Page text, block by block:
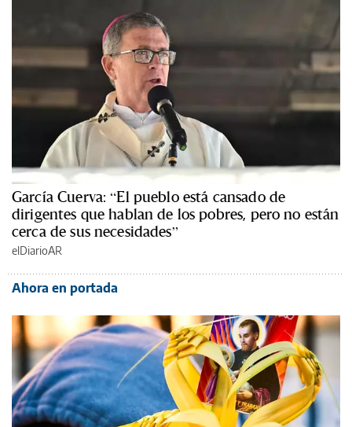
García Cuerva: “El pueblo está cansado de
dirigentes que hablan de los pobres, pero no están
cerca de sus necesidades”
elDiarioAR
Ahora en portada